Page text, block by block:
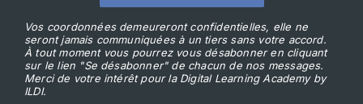
Vos coordonnées demeureront confidentielles, elle ne
seront jamais communiquées à un tiers sans votre accord.
À tout moment vous pourrez vous désabonner en cliquant
sur le lien "Se désabonner" de chacun de nos messages.
Merci de votre intérêt pour la Digital Learning Academy by
ILDI.